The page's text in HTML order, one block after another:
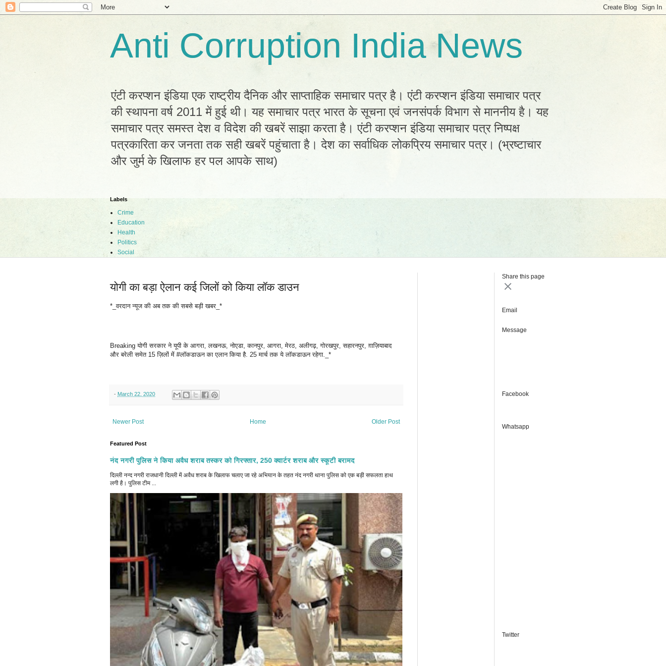
Anti Corruption India News
एंटी करप्शन इंडिया एक राष्ट्रीय दैनिक और साप्ताहिक समाचार पत्र है। एंटी करप्शन इंडिया समाचार पत्र
की स्थापना वर्ष 2011 में हुई थी। यह समाचार पत्र भारत के सूचना एवं जनसंपर्क विभाग से माननीय है। यह
समाचार पत्र समस्त देश व विदेश की खबरें साझा करता है। एंटी करप्शन इंडिया समाचार पत्र निष्पक्ष
पत्रकारिता कर जनता तक सही खबरें पहुंचाता है। देश का सर्वाधिक लोकप्रिय समाचार पत्र। (भ्रष्टाचार
और जुर्म के खिलाफ हर पल आपके साथ)
Labels
Crime
Education
Health
Politics
Social
योगी का बड़ा ऐलान कई जिलों को किया लॉक डाउन
*_वरदान न्यूज की अब तक की सबसे बड़ी खबर_*
Breaking योगी सरकार ने यूपी के आगरा, लखनऊ, नोएडा, कानपुर, आगरा, मेरठ, अलीगढ़, गोरखपुर, सहारनपुर, ग़ाज़ियाबाद
और बरेली समेत 15 ज़िलों में #लॉकडाऊन का एलान किया है. 25 मार्च तक ये लॉकडाऊन रहेगा._*
- March 22, 2020
Newer Post Older Post
Home
Featured Post
नंद नगरी पुलिस ने किया अवैध शराब तस्कर को गिरफ्तार, 250 क्वार्टर शराब और स्कूटी बरामद
दिल्ली नन्द नगरी राजधानी दिल्ली में अवैध शराब के खिलाफ चलाए जा रहे अभियान के तहत नंद नगरी थाना पुलिस को एक बड़ी सफलता हाथ
लगी है। पुलिस टीम ...
Share this page
Email
Message
Facebook
Whatsapp
Twitter